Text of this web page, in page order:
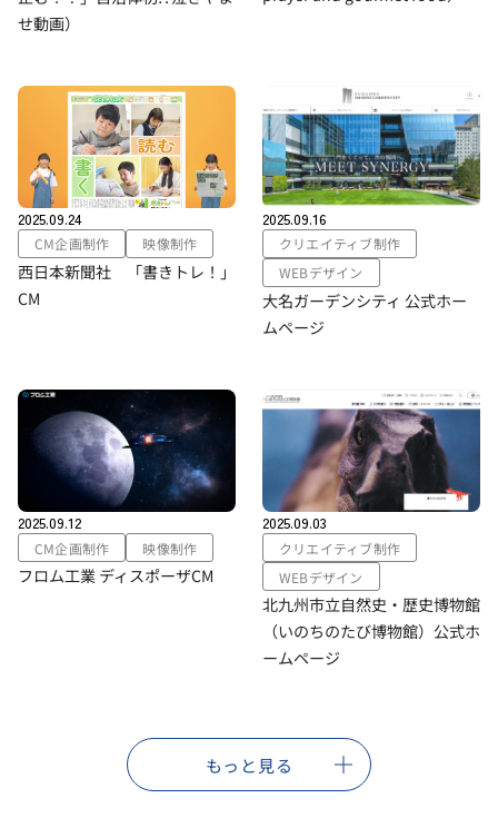
せ動画）
2025.09.24
CM企画制作 映像制作
西日本新聞社 「書きトレ！」
CM
2025.09.16
クリエイティブ制作
WEBデザイン
大名ガーデンシティ 公式ホー
ムページ
2025.09.12
CM企画制作 映像制作
フロム工業 ディスポーザCM
2025.09.03
クリエイティブ制作
WEBデザイン
北九州市立自然史・歴史博物館
（いのちのたび博物館）公式ホ
ームページ
もっと見る